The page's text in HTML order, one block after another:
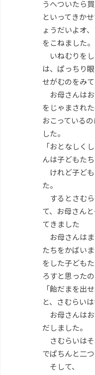
うへついたら
といってきか
ょうだいよオ
をこねました。
いねむりを
は、ぱっちり
せがむのをみて
お母さんは
をじゃまされ
おこっている
した。
「おとなしく
んは子どもた
けれど子ど
た。
するとさむ
て、お母さん
てきました
お母さんはま
たちをかばい
をした子ども
ろすと思ったの
「飴だまを出せ
と、さむらい
お母さんは
だしました。
さむらいは
でぱちんと二
そして、